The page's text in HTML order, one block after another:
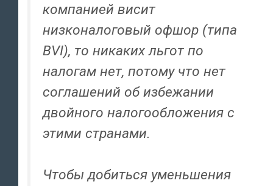
компанией висит
низконалоговый офшор (типа
BVI), то никаких льгот по
налогам нет, потому что нет
соглашений об избежании
двойного налогообложения с
этими странами.
Чтобы добиться уменьшения